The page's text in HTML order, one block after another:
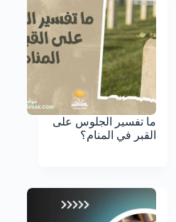
ما تفسير الجلوس على
القبر في المنام؟